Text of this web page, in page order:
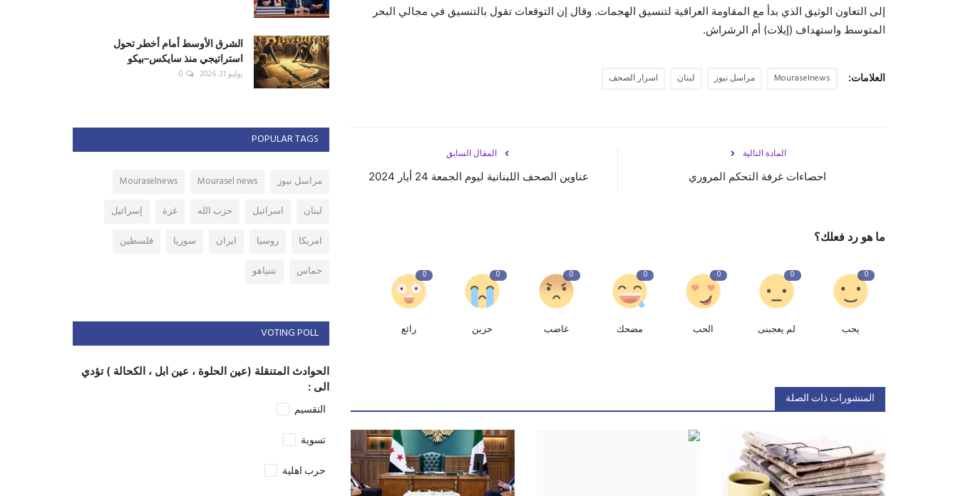
إلى التعاون الوثيق الذي بدأ مع المقاومة العراقية لتنسيق الهجمات. وقال إن التوقعات تقول بالتنسيق في مجالي البحر
المتوسط واستهداف (إيلات) أم الرشراش.
العلامات: Mouraselnews مراسل نيوز لبنان اسرار الصحف
المقال السابق
عناوين الصحف اللبنانية ليوم الجمعة 24 أيار 2024
المادة التالية
احصاءات غرفة التحكم المروري
ما هو رد فعلك؟
0
يحب
0
لم يعجبنى
0
الحب
0
مضحك
0
غاضب
0
حزين
0
رائع
المنشورات ذات الصلة
الشرق الأوسط أمام أخطر تحول
استراتيجي منذ سايكس–بيكو
يوليو 31, 2026 0
POPULAR TAGS
مراسل نيوز Mourasel news
Mouraselnews
لبنان
اسرائيل حزب الله غزة
إسرائيل
امريكا
روسيا ايران سوريا
فلسطين
حماس
نتنياهو
VOTING POLL
الحوادث المتنقلة (عين الحلوة ، عين ابل ، الكحالة ) تؤدي
الى :
التقسيم
تسوية
حرب اهلية